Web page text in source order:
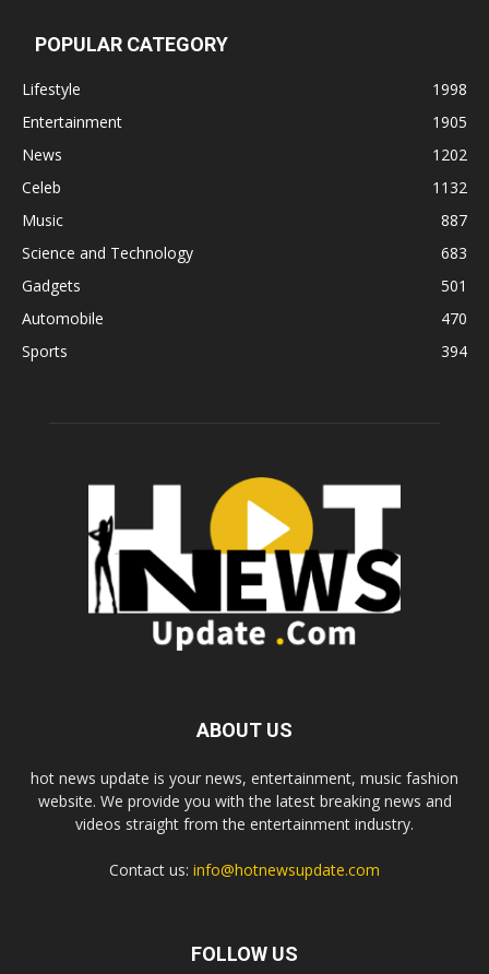
POPULAR CATEGORY
Lifestyle
1998
Entertainment
1905
News
1202
Celeb
1132
Music
887
Science and Technology
683
Gadgets
501
Automobile
470
Sports
394
ABOUT US
hot news update is your news, entertainment, music fashion
website. We provide you with the latest breaking news and
videos straight from the entertainment industry.
Contact us: info@hotnewsupdate.com
FOLLOW US